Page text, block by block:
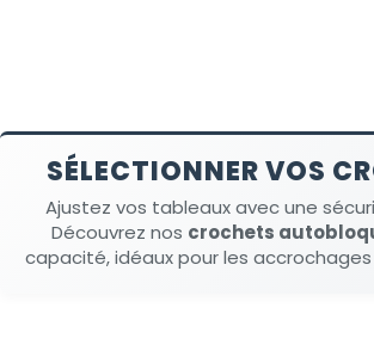
SÉLECTIONNER VOS
Ajustez vos tableaux avec une
Découvrez nos crochets
capacité, idéaux pour les